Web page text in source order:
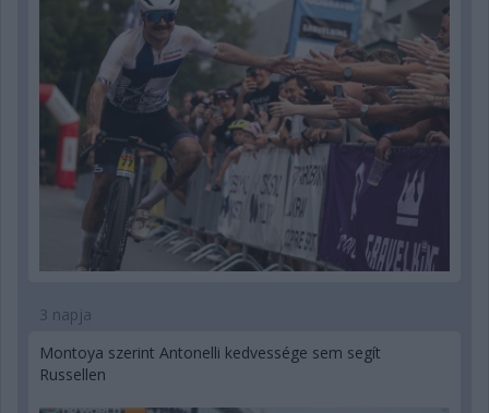
3 napja
Montoya szerint Antonelli kedvessége sem segít
Russellen